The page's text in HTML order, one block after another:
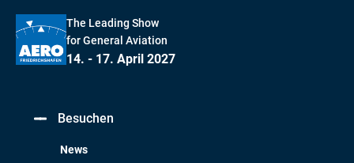
The Leading Show
for General Aviation
14. - 17. April 2027
Besuchen
News